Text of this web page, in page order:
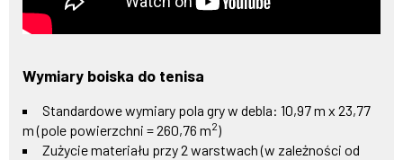
Wymiary boiska do tenisa
Standardowe wymiary pola gry w debla: 10,97 m x 23,77
m (pole powierzchni = 260,76 m2)
Zużycie materiału przy 2 warstwach (w zależności od